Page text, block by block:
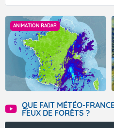
ANIMATION RADAR
QUE FAIT MÉTÉO-
FEUX DE FORÊTS ?